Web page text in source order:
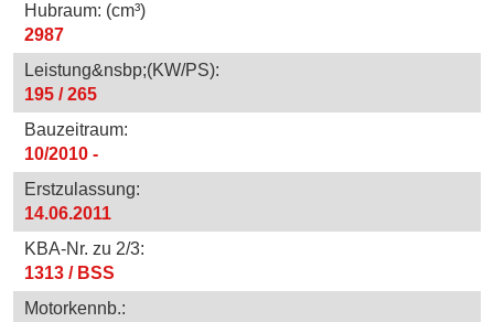
Hubraum: (cm³)
2987
Leistung&nsbp;(KW/PS):
195 / 265
Bauzeitraum:
10/2010 -
Erstzulassung:
14.06.2011
KBA-Nr. zu 2/3:
1313 / BSS
Motorkennb.: